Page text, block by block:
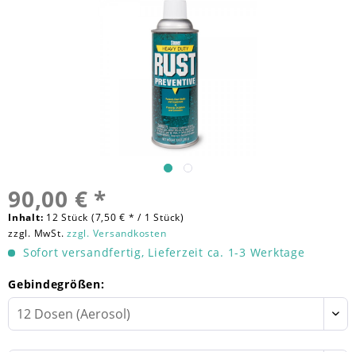
90,00 € *
Inhalt: 12 Stück (7,50 € * / 1 Stück)
zzgl. MwSt. zzgl. Versandkosten
Sofort versandfertig, Lieferzeit ca. 1-3 Werktage
Gebindegrößen: